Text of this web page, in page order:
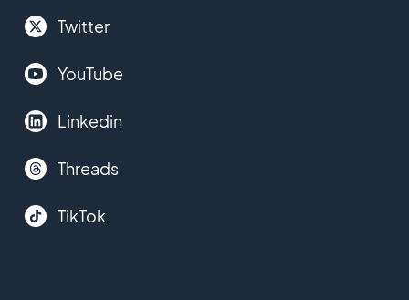
Twitter
YouTube
Linkedin
Threads
TikTok